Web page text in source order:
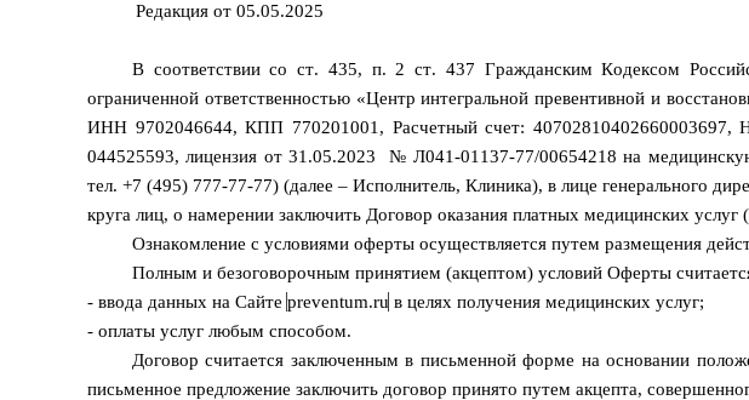
Редакция от 05.05.2025
В соответствии со ст. 435, п. 2 ст. 437 Гражданским Кодексом
ограниченной ответственностью «Центр интегральной превентивной и
ИНН 9702046644, КПП 770201001, Расчетный счет:
044525593, лицензия от 31.05.2023 № Л041-01137-77/00654218 на
тел. +7 (495) 777-77-77) (далее – Исполнитель, Клиника), в лице генерального
круга лиц, о намерении заключить Договор оказания платных медицинских услуг
Ознакомление с условиями оферты осуществляется путем размещения
Полным и безоговорочным принятием (акцептом) условий Оферты
- ввода данных на Сайте preventum.ru в целях получения медицинских услуг;
- оплаты услуг любым способом.
Договор считается заключенным в письменной форме на основании
письменное предложение заключить договор принято путем акцепта,